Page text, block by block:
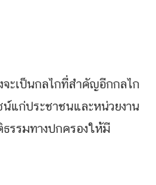
ะเป็นกลไกที่สำคัญอีกกลไก
น์แก่ประชาชนและหน่วยงาน
รรมทางปกครองให้มี